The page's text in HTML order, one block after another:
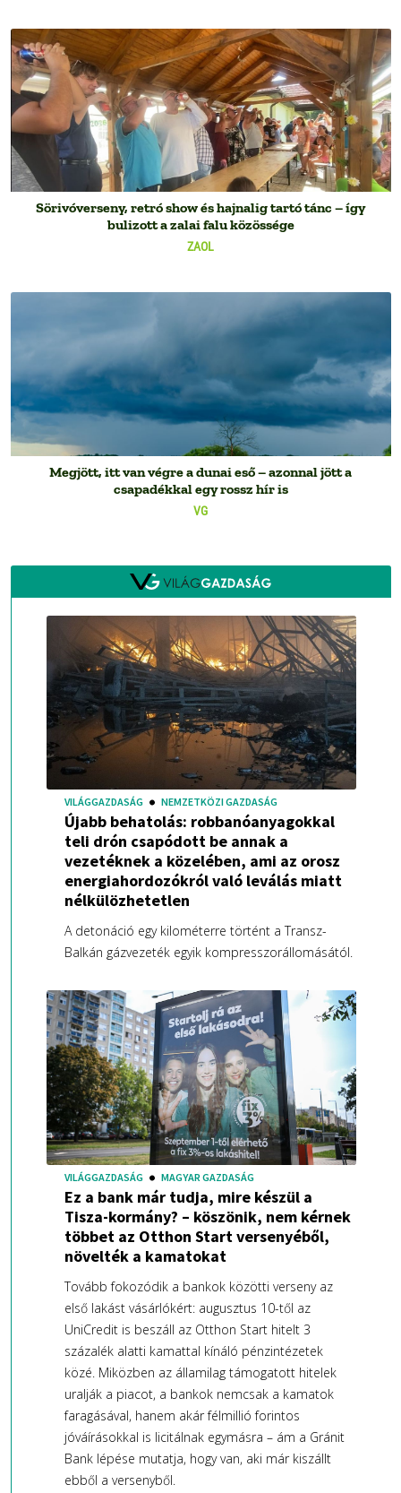
ZAOL
Sörivóverseny, retró show és hajnalig tartó tánc – így
bulizott a zalai falu közössége
VG
Megjött, itt van végre a dunai eső – azonnal jött a
csapadékkal egy rossz hír is
VILÁGGAZDASÁG NEMZETKÖZI GAZDASÁG
Újabb behatolás: robbanóanyagokkal
teli drón csapódott be annak a
vezetéknek a közelében, ami az orosz
energiahordozókról való leválás miatt
nélkülözhetetlen
A detonáció egy kilométerre történt a Transz-
Balkán gázvezeték egyik kompresszorállomásától.
VILÁGGAZDASÁG MAGYAR GAZDASÁG
Ez a bank már tudja, mire készül a
Tisza-kormány? – köszönik, nem kérnek
többet az Otthon Start versenyéből,
növelték a kamatokat
Tovább fokozódik a bankok közötti verseny az
első lakást vásárlókért: augusztus 10-től az
UniCredit is beszáll az Otthon Start hitelt 3
százalék alatti kamattal kínáló pénzintézetek
közé. Miközben az államilag támogatott hitelek
uralják a piacot, a bankok nemcsak a kamatok
faragásával, hanem akár félmillió forintos
jóváírásokkal is licitálnak egymásra – ám a Gránit
Bank lépése mutatja, hogy van, aki már kiszállt
ebből a versenyből.